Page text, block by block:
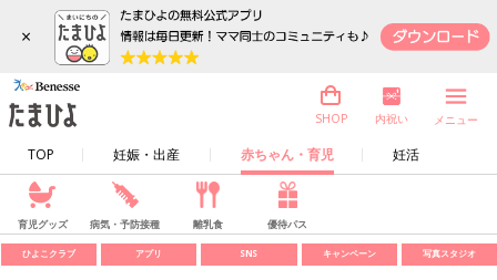
×
TOP 妊娠・出産 赤ちゃん・育児 妊活
SHOP 内祝い メニュー
育児グッズ 病気・予防接種 離乳食 優待パス
ひよこクラブ アプリ SNS キャンペーン 写真スタジオ